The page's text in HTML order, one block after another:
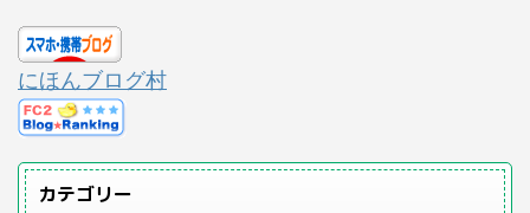
にほんブログ村
カテゴリー